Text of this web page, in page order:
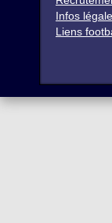
Infos
Liens